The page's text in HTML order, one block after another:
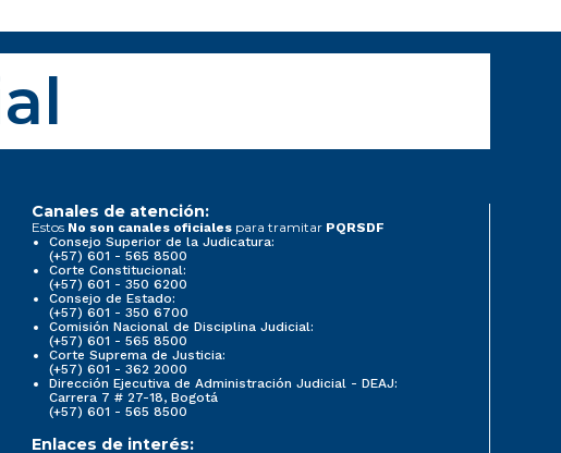
Canales de atención:
Estos No son canales oficiales para tramitar PQRSDF
Consejo Superior de la Judicatura:
(+57) 601 - 565 8500
Corte Constitucional:
(+57) 601 - 350 6200
Consejo de Estado:
(+57) 601 - 350 6700
Comisión Nacional de Disciplina Judicial:
(+57) 601 - 565 8500
Corte Suprema de Justicia:
(+57) 601 - 362 2000
Dirección Ejecutiva de Administración Judicial - DEAJ:
Carrera 7 # 27-18, Bogotá
(+57) 601 - 565 8500
Enlaces de interés: